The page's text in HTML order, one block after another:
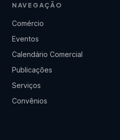
NAVEGAÇÃO
Comércio
Eventos
Calendário Comercial
Publicações
Serviços
Convênios